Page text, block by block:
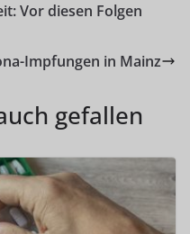
Vor diesen Folgen
Impfungen in Mainz
gefallen